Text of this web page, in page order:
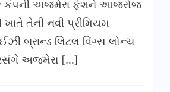
કંપની અજમેરા ફેશને આજરોજ
ખાતે તેની નવી પ્રીમિયમ
બ્રાન્ડ લિટલ વિંગ્સ લોન્ચ
અજમેરા […]